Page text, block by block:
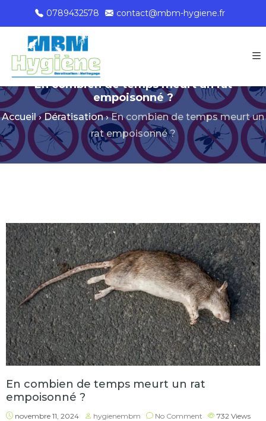
0789432578 contact@mbm-hygiene.fr
En combien de temps meurt un rat
empoisonné ?
Accueil›Dératisation›En combien de temps meurt un
rat empoisonné ?
En combien de temps meurt un rat
empoisonné ?
novembre 11, 2024 hygienembm No Comment 732 Views